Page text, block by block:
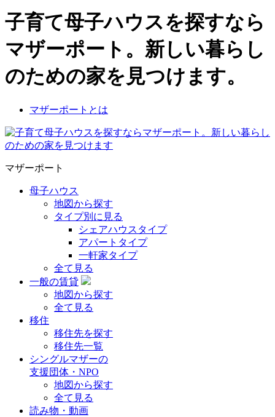
子育て母子ハウスを探すなら
マザーポート。新しい暮らし
のための家を見つけます。
マザーポートとは
マザーポート
母子ハウス
地図から探す
タイプ別に見る
シェアハウスタイプ
アパートタイプ
一軒家タイプ
全て見る
一般の賃貸
地図から探す
全て見る
移住
移住先を探す
移住先一覧
シングルマザーの
支援団体・NPO
地図から探す
全て見る
読み物・動画